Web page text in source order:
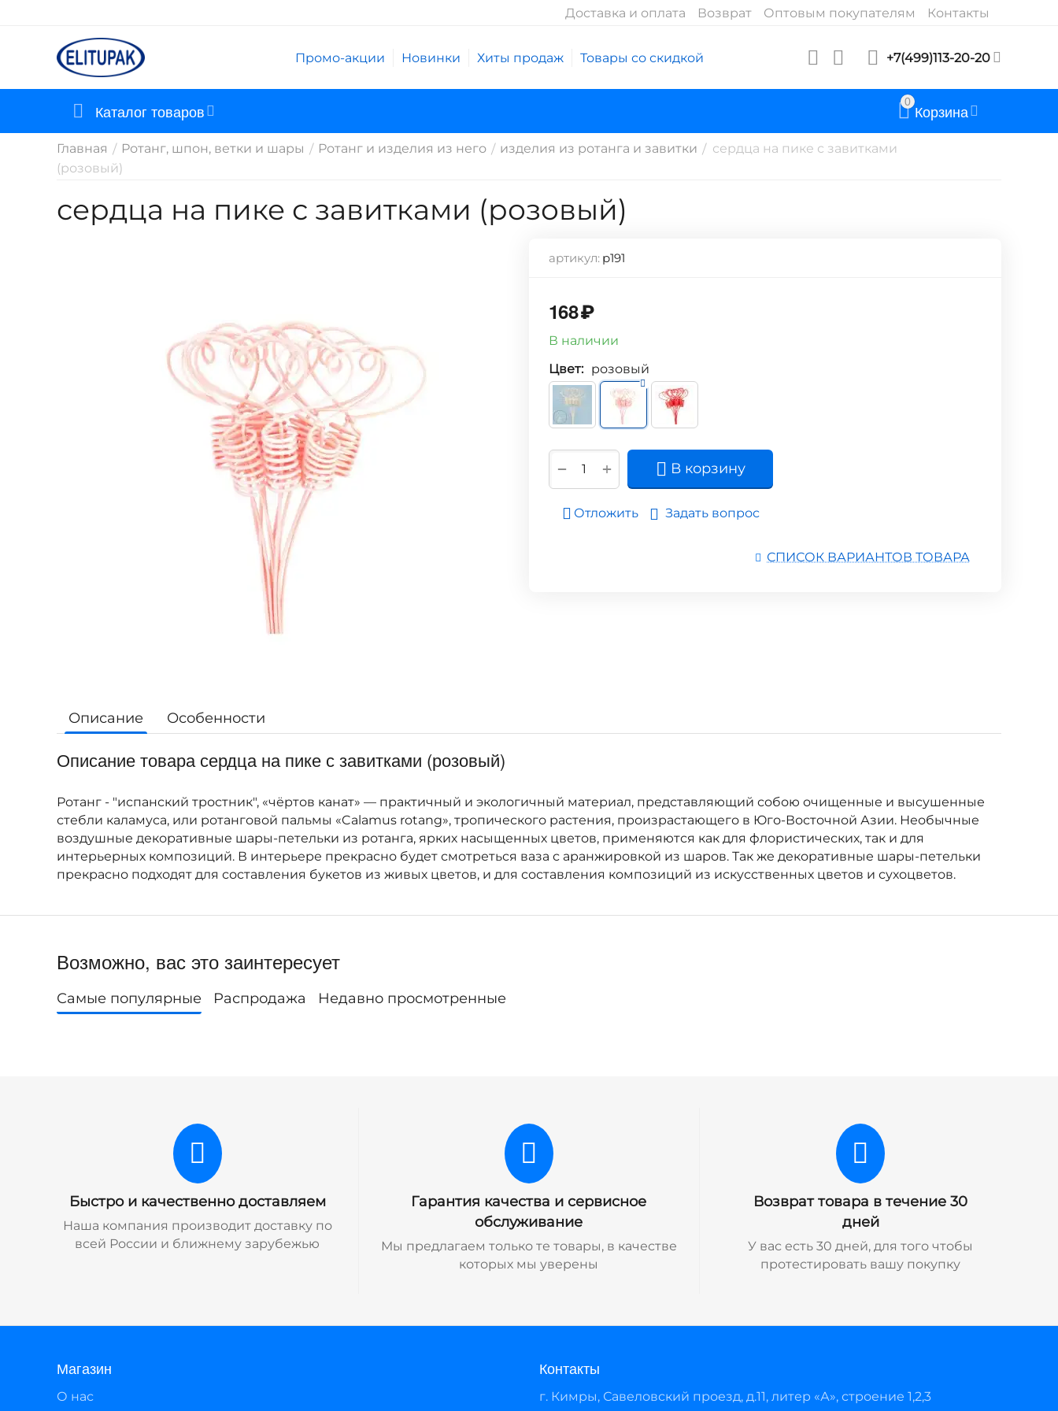
Доставка и оплата Возврат Оптовым покупателям Контакты
Промо-акции Новинки Хиты продаж Товары со скидкой +7(499)113-20-20
Каталог товаров 0 Корзина
Главная / Ротанг, шпон, ветки и шары / Ротанг и изделия из него / изделия из ротанга и завитки / сердца на пике с завитками
(розовый)
сердца на пике с завитками (розовый)
артикул: р191
168₽
В наличии
Цвет: розовый
+
− В корзину
Отложить Задать вопрос
СПИСОК ВАРИАНТОВ ТОВАРА
Описание Особенности
Описание товара сердца на пике с завитками (розовый)
Ротанг - "испанский тростник", «чёртов канат» — практичный и экологичный материал, представляющий собою очищенные и высушенные
стебли каламуса, или ротанговой пальмы «Calamus rotang», тропического растения, произрастающего в Юго-Восточной Азии. Необычные
воздушные декоративные шары-петельки из ротанга, ярких насыщенных цветов, применяются как для флористических, так и для
интерьерных композиций. В интерьере прекрасно будет смотреться ваза с аранжировкой из шаров. Так же декоративные шары-петельки
прекрасно подходят для составления букетов из живых цветов, и для составления композиций из искусственных цветов и сухоцветов.
Возможно, вас это заинтересует
Самые популярные Распродажа Недавно просмотренные
Быстро и качественно доставляем
Наша компания производит доставку по
всей России и ближнему зарубежью
Гарантия качества и сервисное
обслуживание
Мы предлагаем только те товары, в качестве
которых мы уверены
Возврат товара в течение 30
дней
У вас есть 30 дней, для того чтобы
протестировать вашу покупку
Магазин
О нас
Контакты
г. Кимры, Савеловский проезд, д.11, литер «А», строение 1,2,3